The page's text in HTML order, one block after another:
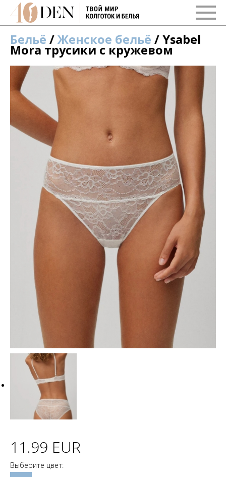
Бельё /Женское бельё / Ysabel
Mora трусики с кружевом
11.99 EUR
Выберите цвет: